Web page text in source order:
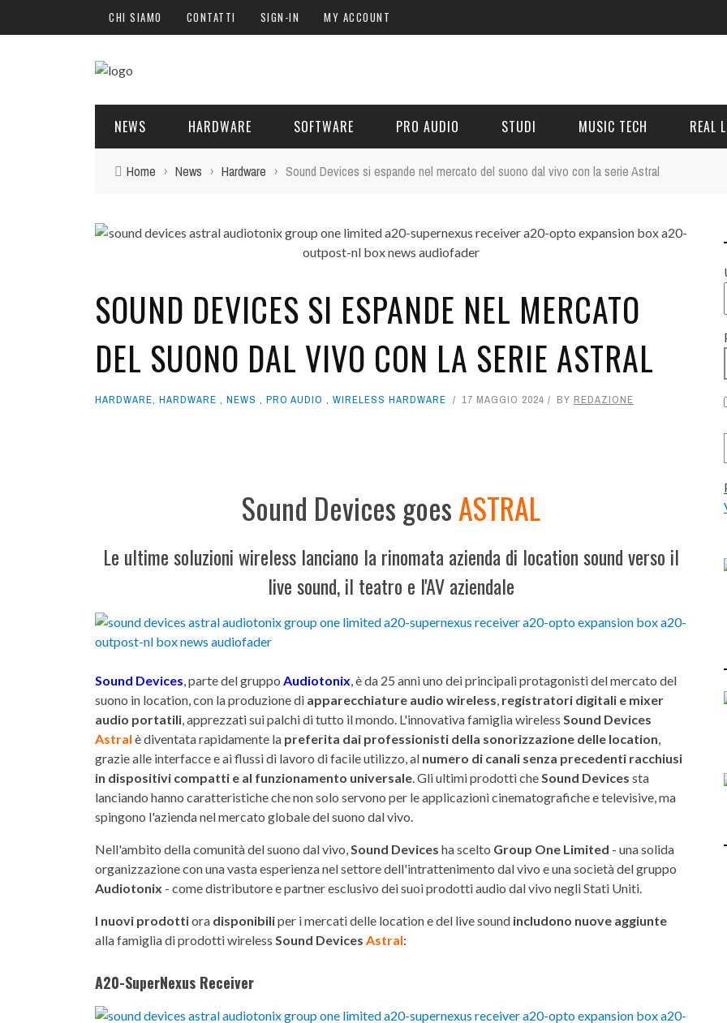
CHI SIAMO CONTATTI SIGN-IN MY ACCOUNT
NEWS
HARDWARE
OFFERTE
EVENTI
HARDWARE SOFTWARE PRO AUDIO
POST PRO
FORMAZIONE
STUDI MUSIC TECH
DJ PRODUCER
DRUM PERC
SOUND DESIGNE
LIBRI
REAL
INTERVISTE
TAVOLE ROTONDE
WEBINAR
GALLERIES
SYNTH
GUITAR
APP
Home › News › Hardware › Sound Devices si espande nel mercato del suono dal vivo con la serie Astral
SOUND DEVICES SI ESPANDE NEL MERCATO
DEL SUONO DAL VIVO CON LA SERIE ASTRAL
HARDWARE, HARDWARE , NEWS , PRO AUDIO , WIRELESS HARDWARE 17 MAGGIO 2024 BY REDAZIONE
Sound Devices goesASTRAL
Le ultime soluzioni wireless lanciano la rinomata azienda di location sound verso il
live sound, il teatro e l'AV aziendale
Sound Devices, parte del gruppo Audiotonix, è da 25 anni uno dei principali protagonisti del mercato del
suono in location, con la produzione di apparecchiature audio wireless, registratori digitali e mixer
audio portatili, apprezzati sui palchi di tutto il mondo. L'innovativa famiglia wireless Sound Devices
Astral è diventata rapidamente la preferita dai professionisti della sonorizzazione delle location,
grazie alle interfacce e ai flussi di lavoro di facile utilizzo, al numero di canali senza precedenti racchiusi
in dispositivi compatti e al funzionamento universale. Gli ultimi prodotti cheSound Devices sta
lanciando hanno caratteristiche che non solo servono per le applicazioni cinematografiche e televisive, ma
spingono l'azienda nel mercato globale del suono dal vivo.
Nell'ambito della comunità del suono dal vivo,Sound Devices ha scelto Group One Limited - una solida
organizzazione con una vasta esperienza nel settore dell'intrattenimento dal vivo e una società del gruppo
Audiotonix - come distributore e partner esclusivo dei suoi prodotti audio dal vivo negli Stati Uniti.
I nuovi prodottiora disponibiliper i mercati delle location e del live sound includono nuove aggiunte
alla famiglia di prodotti wireless Sound Devices Astral:
A20-SuperNexus Receiver